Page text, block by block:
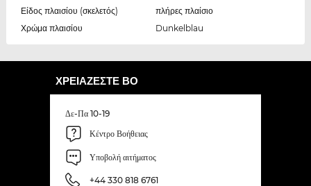
Είδος πλαισίου (σκελετός)
πλήρες πλαίσιο
Χρώμα πλαισίου
Dunkelblau
ΧΡΕΙΆΖΕΣΤΕ ΒΟ
Δε-Πα 10-19
Κέντρο Βοήθειας
Υποβολή αιτήματος
+44 330 818 6761